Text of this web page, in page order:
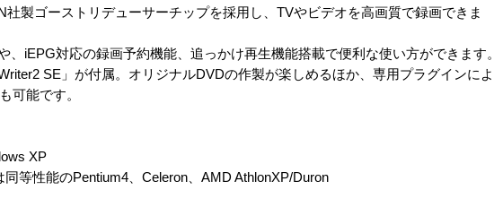
製ゴーストリデューサーチップを採用し、TVやビデオを高画質で録画できま
、iEPG対応の録画予約機能、追っかけ再生機能搭載で便利な使い方ができます。
SE」が付属。オリジナルDVDの作製が楽しめるほか、専用プラグインによ
可能です。
XP
等性能のPentium4、Celeron、AMD AthlonXP/Duron